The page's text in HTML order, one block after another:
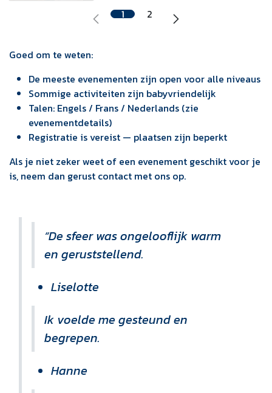
1 2
Goed om te weten:
De meeste evenementen zijn open voor alle niveaus
Sommige activiteiten zijn babyvriendelijk
Talen: Engels / Frans / Nederlands (zie
evenementdetails)
Registratie is vereist — plaatsen zijn beperkt
Als je niet zeker weet of een evenement geschikt voor je
is, neem dan gerust contact met ons op.
“De sfeer was ongelooflijk warm
en geruststellend.
Liselotte
Ik voelde me gesteund en
begrepen.
Hanne